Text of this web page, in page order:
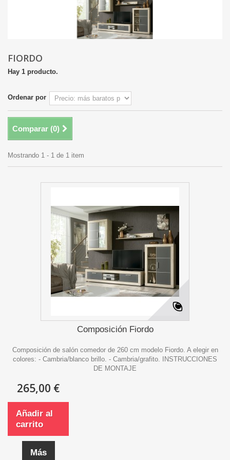
FIORDO
Hay 1 producto.
Ordenar por
Comparar (0)
Mostrando 1 - 1 de 1 item
Composición Fiordo
Composición de salón comedor de 260 cm modelo Fiordo. A elegir en
colores: - Cambria/blanco brillo. - Cambria/grafito. INSTRUCCIONES
DE MONTAJE
265,00 €
Añadir al
carrito
Más